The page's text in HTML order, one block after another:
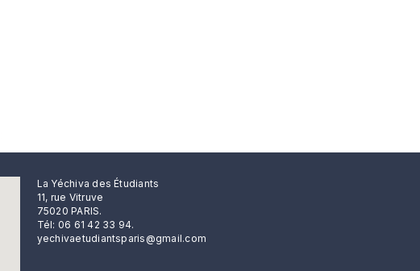
La Yéchiva des Étudiants
11, rue Vitruve
75020 PARIS.
Tél: 06 61 42 33 94.
yechivaetudiantsparis@gmail.com